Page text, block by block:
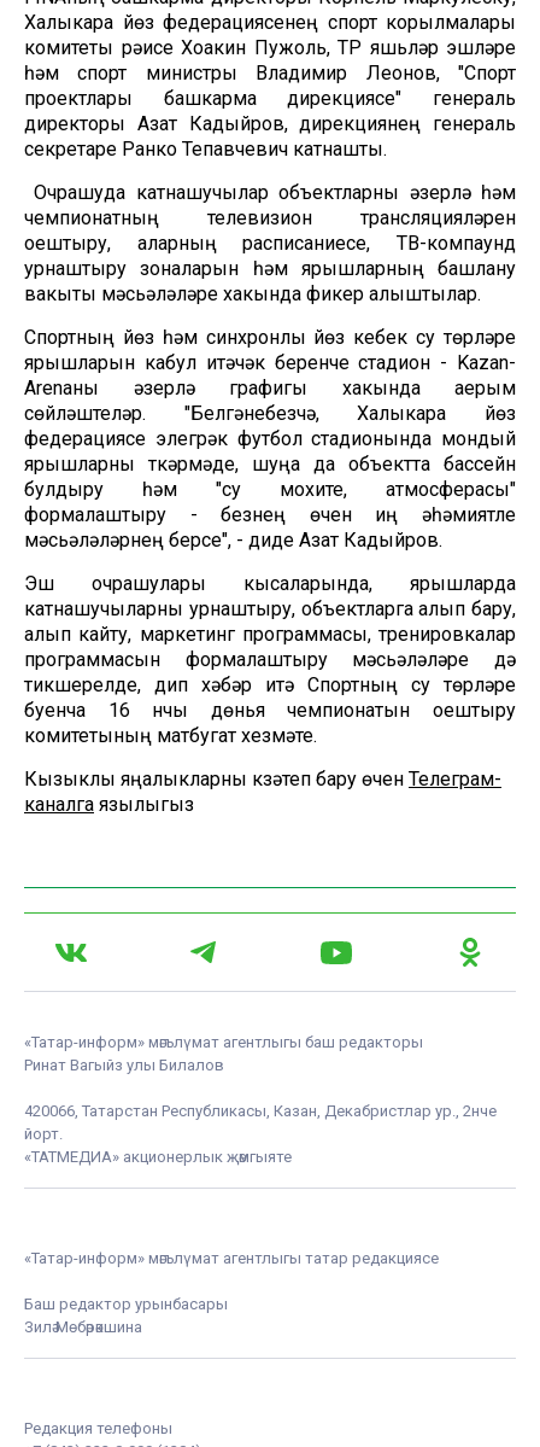
Халыкара йөзү федерациясенең спорт корылмалары
комитеты рәисе Хоакин Пужоль, ТР яшьләр эшләре
һәм спорт министры Владимир Леонов, "Спорт
проектлары башкарма дирекциясе" генераль
директоры Азат Кадыйров, дирекциянең генераль
секретаре Ранко Тепавчевич катнашты.
Очрашуда катнашучылар объектларны әзерләү һәм
чемпионатның телевизион трансляцияләрен
оештыру, аларның расписаниесе, ТВ-компаунд
урнаштыру зоналарын һәм ярышларның башлану
вакыты мәсьәләләре хакында фикер алыштылар.
Спортның йөзү һәм синхронлы йөзү кебек су төрләре
ярышларын кабул итәчәк беренче стадион - Kazan-
Arenaны әзерләү графигы хакында аерым
сөйләштеләр. "Белгәнебезчә, Халыкара йөзү
федерациясе элегрәк футбол стадионында мондый
ярышларны үткәрмәде, шуңа да объектта бассейн
булдыру һәм "су мохите, атмосферасы"
формалаштыру - безнең өчен иң әһәмиятле
мәсьәләләрнең берсе", - диде Азат Кадыйров.
Эш очрашулары кысаларында, ярышларда
катнашучыларны урнаштыру, объектларга алып бару,
алып кайту, маркетинг программасы, тренировкалар
программасын формалаштыру мәсьәләләре дә
тикшерелде, дип хәбәр итә Спортның су төрләре
буенча 16 нчы дөнья чемпионатын оештыру
комитетының матбугат хезмәте.
Кызыклы яңалыкларны күзәтеп бару өчен Телеграм-
каналга язылыгыз
«Татар-информ» мәгълүмат агентлыгы баш редакторы
Ринат Вагыйз улы Билалов
420066, Татарстан Республикасы, Казан, Декабристлар ур., 2нче
йорт.
«ТАТМЕДИА» акционерлык җәмгыяте
«Татар-информ» мәгълүмат агентлыгы татар редакциясе
Баш редактор урынбасары
Зилә Мөбәрәкшина
Редакция телефоны